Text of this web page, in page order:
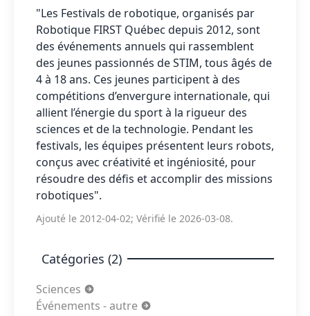
"Les Festivals de robotique, organisés par
Robotique FIRST Québec depuis 2012, sont
des événements annuels qui rassemblent
des jeunes passionnés de STIM, tous âgés de
4 à 18 ans. Ces jeunes participent à des
compétitions d’envergure internationale, qui
allient l’énergie du sport à la rigueur des
sciences et de la technologie. Pendant les
festivals, les équipes présentent leurs robots,
conçus avec créativité et ingéniosité, pour
résoudre des défis et accomplir des missions
robotiques".
Ajouté le 2012-04-02; Vérifié le 2026-03-08.
Catégories (2)
Sciences
Événements - autre